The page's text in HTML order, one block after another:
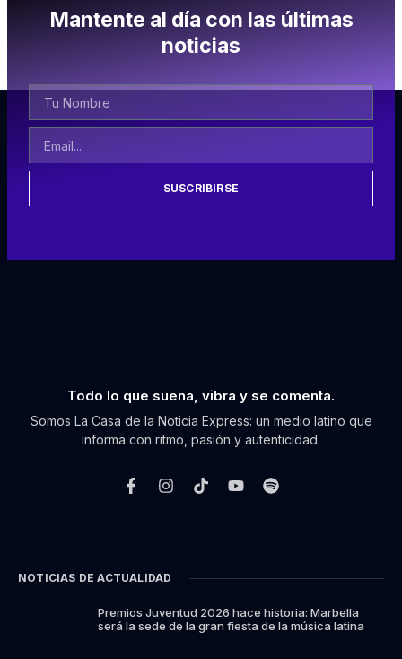
Mantente al día con las últimas
noticias
SUSCRIBIRSE
Todo lo que suena, vibra y se comenta.
Somos La Casa de la Noticia Express: un medio latino que
informa con ritmo, pasión y autenticidad.
NOTICIAS DE ACTUALIDAD
Premios Juventud 2026 hace historia: Marbella
será la sede de la gran fiesta de la música latina